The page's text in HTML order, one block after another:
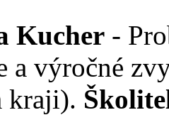
Kucher -
a výročné
kraji).